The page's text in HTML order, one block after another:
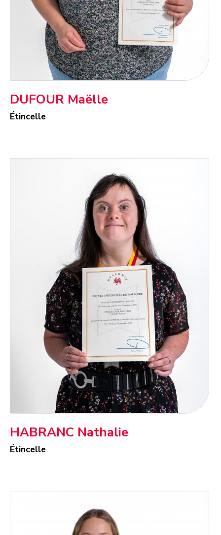
DUFOUR Maëlle
Étincelle
HABRANC Nathalie
Étincelle